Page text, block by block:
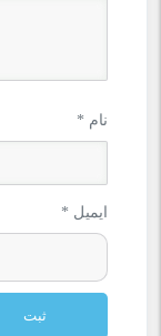
نام *
ایمیل *